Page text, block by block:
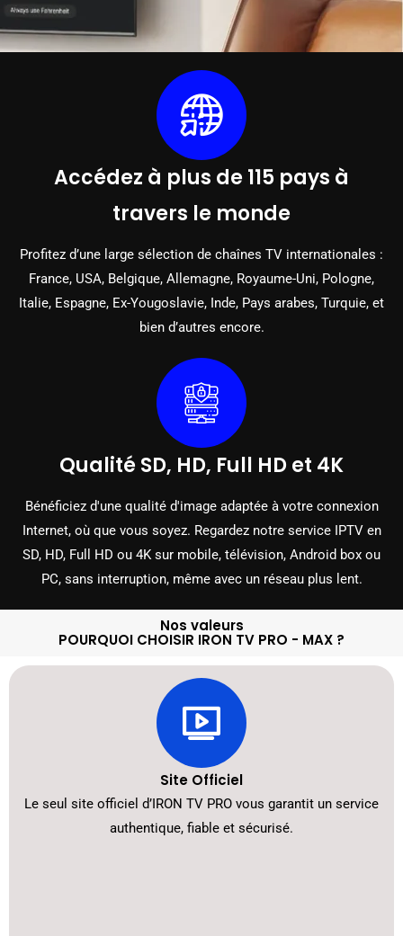
Accédez à plus de 115 pays à
travers le monde
Profitez d’une large sélection de chaînes TV internationales :
France, USA, Belgique, Allemagne, Royaume-Uni, Pologne,
Italie, Espagne, Ex-Yougoslavie, Inde, Pays arabes, Turquie, et
bien d’autres encore.
Qualité SD, HD, Full HD et 4K
Bénéficiez d'une qualité d'image adaptée à votre connexion
Internet, où que vous soyez. Regardez notre service IPTV en
SD, HD, Full HD ou 4K sur mobile, télévision, Android box ou
PC, sans interruption, même avec un réseau plus lent.
Nos valeurs
POURQUOI CHOISIR IRON TV PRO - MAX ?
Site Officiel
Le seul site officiel d’IRON TV PRO vous garantit un service
authentique, fiable et sécurisé.